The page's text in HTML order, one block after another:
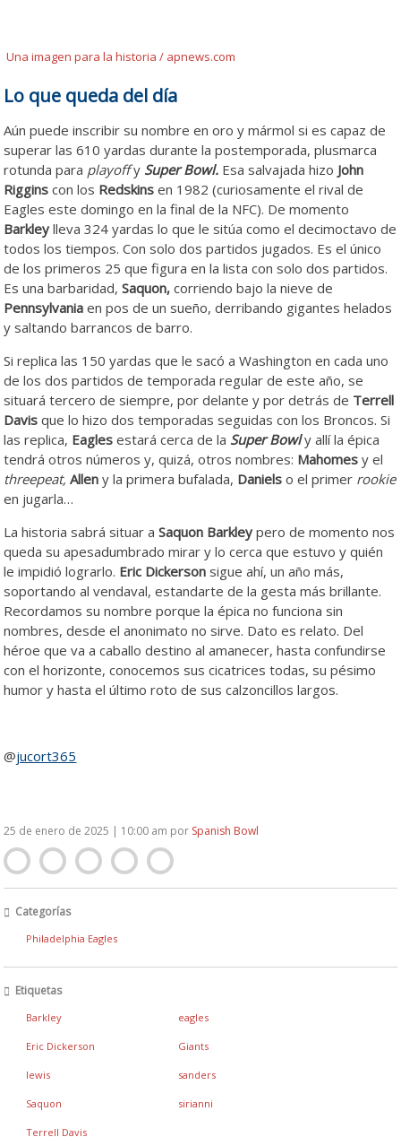
Una imagen para la historia / apnews.com
Lo que queda del día
Aún puede inscribir su nombre en oro y mármol si es capaz de
superar las 610 yardas durante la postemporada, plusmarca
rotunda para playoffy Super Bowl. Esa salvajada hizo John
Riggins con los Redskins en 1982 (curiosamente el rival de
Eagles este domingo en la final de la NFC). De momento
Barkley lleva 324 yardas lo que le sitúa como el decimoctavo de
todos los tiempos. Con solo dos partidos jugados. Es el único
de los primeros 25 que figura en la lista con solo dos partidos.
Es una barbaridad,Saquon, corriendo bajo la nieve de
Pennsylvania en pos de un sueño, derribando gigantes helados
y saltando barrancos de barro.
Si replica las 150 yardas que le sacó a Washington en cada uno
de los dos partidos de temporada regular de este año, se
situará tercero de siempre, por delante y por detrás de Terrell
Davis que lo hizo dos temporadas seguidas con los Broncos. Si
las replica, Eagles estará cerca de la Super Bowly allí la épica
tendrá otros números y, quizá, otros nombres: Mahomes y el
threepeat, Allen y la primera bufalada, Daniels o el primer rookie
en jugarla…
La historia sabrá situar aSaquon Barkley pero de momento nos
queda su apesadumbrado mirar y lo cerca que estuvo y quién
le impidió lograrlo. Eric Dickerson sigue ahí, un año más,
soportando al vendaval, estandarte de la gesta más brillante.
Recordamos su nombre porque la épica no funciona sin
nombres, desde el anonimato no sirve. Dato es relato. Del
héroe que va a caballo destino al amanecer, hasta confundirse
con el horizonte, conocemos sus cicatrices todas, su pésimo
humor y hasta el último roto de sus calzoncillos largos.
@jucort365
25 de enero de 2025 | 10:00 am por Spanish Bowl
Categorías
Philadelphia Eagles
Etiquetas
Barkley eagles
Eric Dickerson Giants
lewis sanders
Saquon sirianni
Terrell Davis